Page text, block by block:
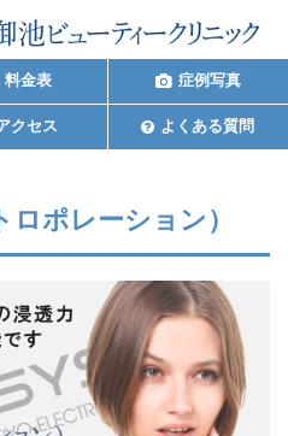
料金表 症例写真
クセス よくある質問
ポレーション）